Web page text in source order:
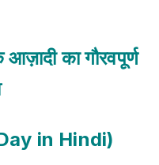
का गौरवपूर्ण
in Hindi)